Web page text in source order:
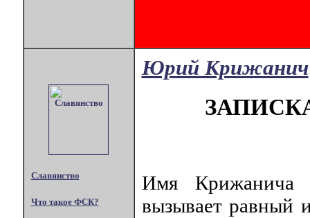
Славянство
Что такое ФСК?
Юрий Крижанич
Имя Крижанича
вызывает равный